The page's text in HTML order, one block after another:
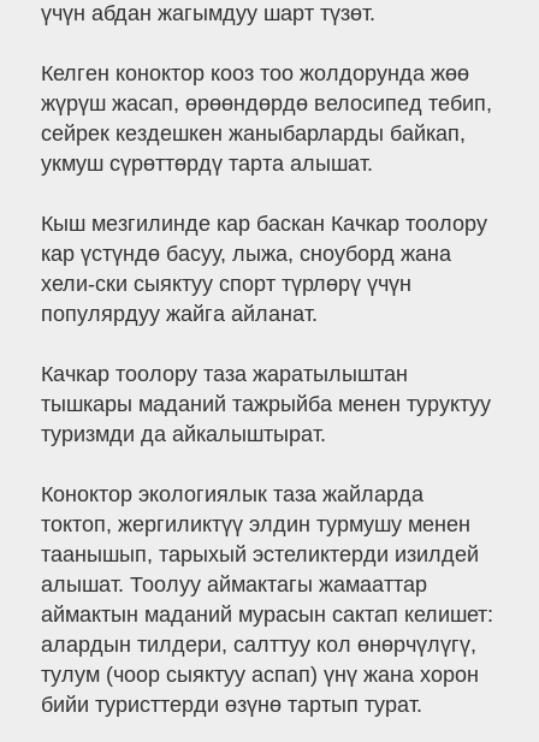
үчүн абдан жагымдуу шарт түзөт.
Келген коноктор кооз тоо жолдорунда жөө
жүрүш жасап, өрөөндөрдө велосипед тебип,
сейрек кездешкен жаныбарларды байкап,
укмуш сүрөттөрдү тарта алышат.
Кыш мезгилинде кар баскан Качкар тоолору
кар үстүндө басуу, лыжа, сноуборд жана
хели-ски сыяктуу спорт түрлөрү үчүн
популярдуу жайга айланат.
Качкар тоолору таза жаратылыштан
тышкары маданий тажрыйба менен туруктуу
туризмди да айкалыштырат.
Коноктор экологиялык таза жайларда
токтоп, жергиликтүү элдин турмушу менен
таанышып, тарыхый эстеликтерди изилдей
алышат. Тоолуу аймактагы жамааттар
аймактын маданий мурасын сактап келишет:
алардын тилдери, салттуу кол өнөрчүлүгү,
тулум (чоор сыяктуу аспап) үнү жана хорон
бийи туристтерди өзүнө тартып турат.